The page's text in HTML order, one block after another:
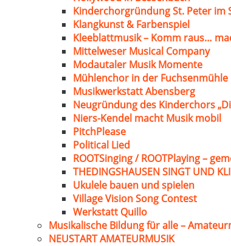
Kinderchorgründung St. Peter im
Klangkunst & Farbenspiel
Kleeblattmusik – Komm raus…
Mittelweser Musical Company
Modautaler Musik Momente
Mühlenchor in der Fuchsenmühle
Musikwerkstatt Abensberg
Neugründung des Kinderchors
Niers-Kendel macht Musik mobil
PitchPlease
Political Lied
ROOTSinging / ROOTPlaying –
THEDINGSHAUSEN SINGT UND
Ukulele bauen und spielen
Village Vision Song Contest
Werkstatt Quillo
Musikalische Bildung für alle –
NEUSTART AMATEURMUSIK